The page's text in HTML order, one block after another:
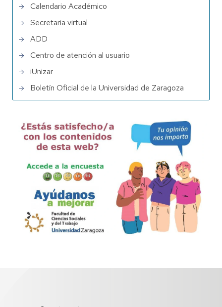
Calendario Académico
Secretaría virtual
ADD
Centro de atención al usuario
iUnizar
Boletín Oficial de la Universidad de Zaragoza